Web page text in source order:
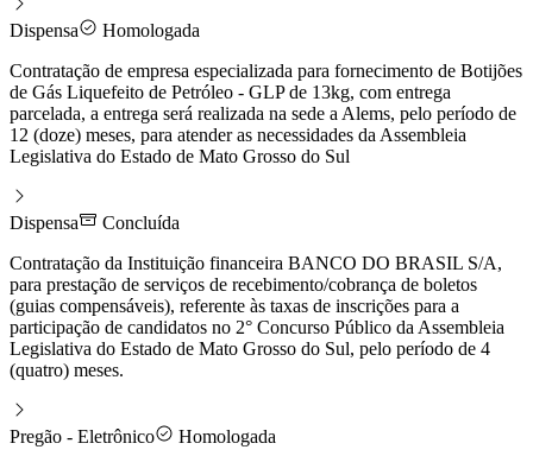
Dispensa
Homologada
Contratação de empresa especializada para fornecimento de Botijões
de Gás Liquefeito de Petróleo - GLP de 13kg, com entrega
parcelada, a entrega será realizada na sede a Alems, pelo período de
12 (doze) meses, para atender as necessidades da Assembleia
Legislativa do Estado de Mato Grosso do Sul
Dispensa
Concluída
Contratação da Instituição financeira BANCO DO BRASIL S/A,
para prestação de serviços de recebimento/cobrança de boletos
(guias compensáveis), referente às taxas de inscrições para a
participação de candidatos no 2° Concurso Público da Assembleia
Legislativa do Estado de Mato Grosso do Sul, pelo período de 4
(quatro) meses.
Pregão - Eletrônico
Homologada